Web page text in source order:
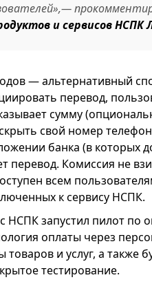
и сервисов НСПК
— альтернативный
перевод,
сумму
свой номер
банка (в которых
перевод. Комиссия не
всем
к сервису НСПК.
НСПК запустил пилот по
оплаты через
и услуг, а также
тестирование.